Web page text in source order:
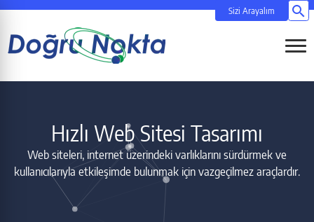
Hızlı Web Sitesi Tasarımı
Web siteleri, internet üzerindeki varlıklarını sürdürmek ve
kullanıcılarıyla etkileşimde bulunmak için vazgeçilmez araçlardır.